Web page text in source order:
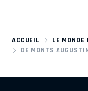
ACCUEIL
LE MONDE
DE MONTS AUGUSTIN